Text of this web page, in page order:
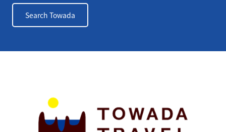
Search Towada